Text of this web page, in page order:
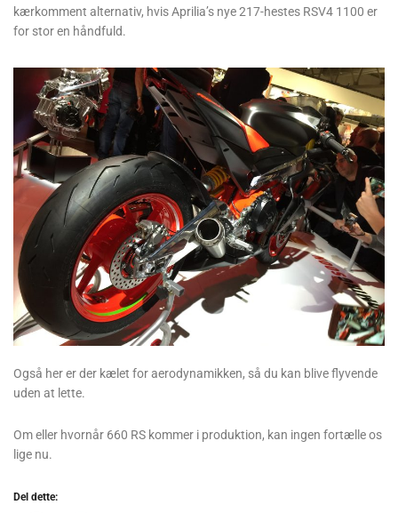
kærkomment alternativ, hvis Aprilia’s nye 217-hestes RSV4 1100 er
for stor en håndfuld.
Også her er der kælet for aerodynamikken, så du kan blive flyvende
uden at lette.
Om eller hvornår 660 RS kommer i produktion, kan ingen fortælle os
lige nu.
Del dette: